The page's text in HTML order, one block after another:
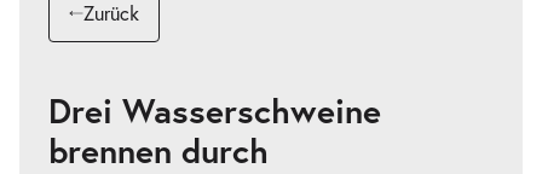
Zurück
Drei Wasserschweine
brennen durch